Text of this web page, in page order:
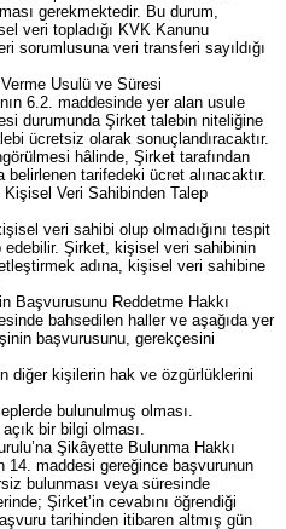
gerekmektedir. Bu durum,
veri topladığı KVK Kanunu
sorumlusuna veri transferi sayıldığı
Usulü ve Süresi
6.2. maddesinde yer alan usule
durumunda Şirket talebin niteliğine
ücretsiz olarak sonuçlandıracaktır.
hâlinde, Şirket tarafından
tarifedeki ücret alınacaktır.
Veri Sahibinden Talep
veri sahibi olup olmadığını tespit
Şirket, kişisel veri sahibinin
adına, kişisel veri sahibine
Reddetme Hakkı
bahsedilen haller ve aşağıda yer
başvurusunu, gerekçesini
kişilerin hak ve özgürlüklerini
bulunulmuş olması.
bir bilgi olması.
Şikâyette Bulunma Hakkı
14. maddesi gereğince başvurunun
bulunması veya süresinde
Şirket’in cevabını öğrendiği
tarihinden itibaren altmış gün